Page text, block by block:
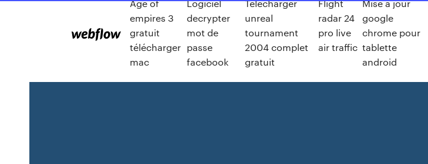
Age of
empires 3
gratuit
télécharger
mac
Logiciel
decrypter
mot de
passe
facebook
Télécharger
unreal
tournament
2004 complet
gratuit
Flight
radar 24
pro live
air traffic
Mise a jour
google
chrome pour
tablette
android